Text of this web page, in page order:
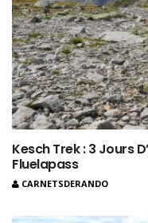
Kesch Trek : 3 Jours
Fluelapass
CARNETSDERANDO